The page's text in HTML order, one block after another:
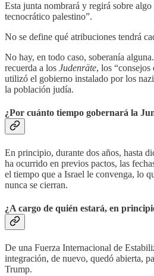
Esta junta nombrará y regirá sobre
tecnocrático palestino”.
No se define qué atribuciones tendrá
No hay, en todo caso, soberanía
recuerda a los Judenräte, los
utilizó el gobierno instalado por los
la población judía.
¿Por cuánto tiempo gobernará la
En principio, durante dos años, hasta
ha ocurrido en previos pactos, las
el tiempo que a Israel le convenga, lo
nunca se cierran.
¿A cargo de quién estará, en
De una Fuerza Internacional de
integración, de nuevo, quedó abierta,
Trump.